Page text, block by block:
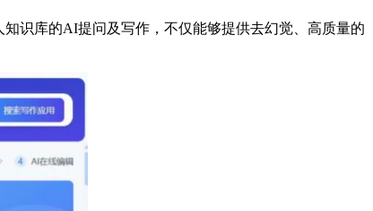
识库的AI提问及写作，不仅能够提供去幻觉、高质量的